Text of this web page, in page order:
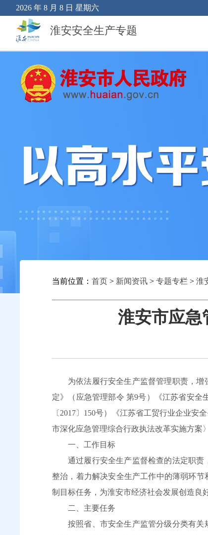
2026 年 8 月 8 日 星期六
淮安安全生产专题
当前位置： 首页 > 新闻资讯 > 专题专栏 > 淮
淮安市应急
为依法履行安全生产监督管理职责，
定》（应急管理部令 第9号）《江苏省安
〔2017〕150号）《江苏省工贸行业企业
市深化应急管理综合行政执法改革实施方案
一、工作目标
通过履行安全生产监督检查的法定职
整治，着力解决安全生产工作中的薄弱环
制目标任务，为淮安市经济社会发展创造良
二、主要任务
按照省、市安全生产监管分级分类有